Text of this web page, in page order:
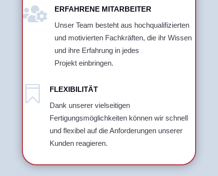

ERFAHRENE MITARBEITER
Unser Team besteht aus hochqualifizierten
und motivierten Fachkräften, die ihr Wissen
und ihre Erfahrung in jedes
Projekt einbringen.

FLEXIBILITÄT
Dank unserer vielseitigen
Fertigungsmöglichkeiten können wir schnell
und flexibel auf die Anforderungen unserer
Kunden reagieren.